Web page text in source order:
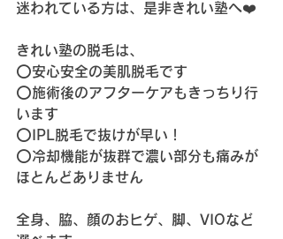
迷われている方は、是非きれい塾へ❤️
きれい塾の脱毛は、
⭕️安心安全の美肌脱毛です
⭕️施術後のアフターケアもきっちり行
います
⭕️IPL脱毛で抜けが早い！
⭕️冷却機能が抜群で濃い部分も痛みが
ほとんどありません
全身、脇、顔のおヒゲ、脚、VIOなど